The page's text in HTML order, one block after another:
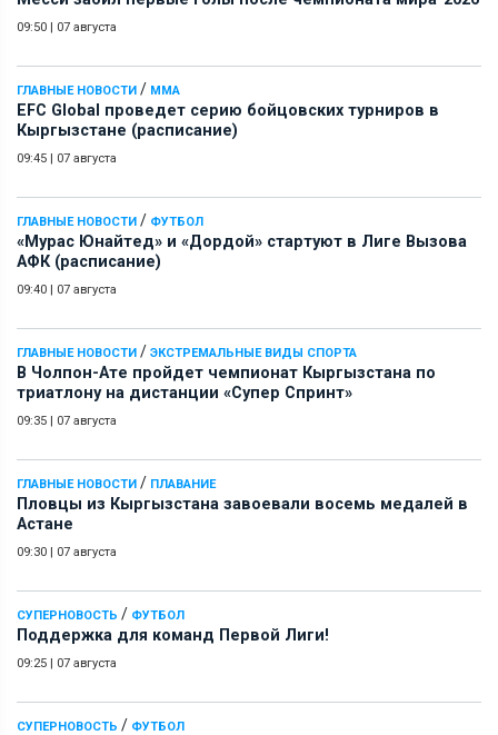
09:50 | 07 августа
ГЛАВНЫЕ НОВОСТИ / ММА
EFC Global проведет серию бойцовских турниров в
Кыргызстане (расписание)
09:45 | 07 августа
ГЛАВНЫЕ НОВОСТИ / ФУТБОЛ
«Мурас Юнайтед» и «Дордой» стартуют в Лиге Вызова
АФК (расписание)
09:40 | 07 августа
ГЛАВНЫЕ НОВОСТИ / ЭКСТРЕМАЛЬНЫЕ ВИДЫ СПОРТА
В Чолпон-Ате пройдет чемпионат Кыргызстана по
триатлону на дистанции «Супер Спринт»
09:35 | 07 августа
ГЛАВНЫЕ НОВОСТИ / ПЛАВАНИЕ
Пловцы из Кыргызстана завоевали восемь медалей в
Астане
09:30 | 07 августа
СУПЕРНОВОСТЬ / ФУТБОЛ
Поддержка для команд Первой Лиги!
09:25 | 07 августа
СУПЕРНОВОСТЬ / ФУТБОЛ